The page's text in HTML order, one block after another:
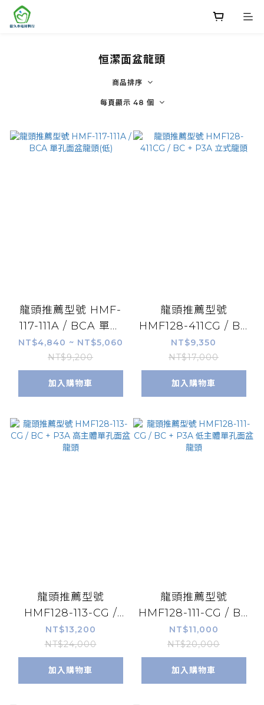
恒潔面盆龍頭
商品排序
每頁顯示 48 個
龍頭推薦型號 HMF-
117-111A / BCA 單孔
面盆龍頭(低)
NT$4,840 ~ NT$5,060
NT$9,200
加入購物車
龍頭推薦型號
HMF128-411CG / BC
+ P3A 立式龍頭
NT$9,350
NT$17,000
加入購物車
龍頭推薦型號
HMF128-113-CG /
BC + P3A 高主體單
孔面盆龍頭
NT$13,200
NT$24,000
加入購物車
龍頭推薦型號
HMF128-111-CG / BC
+ P3A 低主體單孔面
盆龍頭
NT$11,000
NT$20,000
加入購物車